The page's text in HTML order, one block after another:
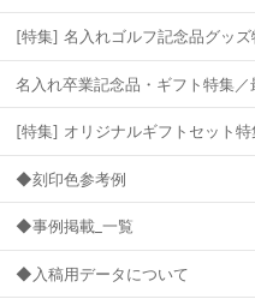
[特集] 名入れゴルフ記念品グッズ
名入れ卒業記念品・ギフト特集
[特集] オリジナルギフトセット特
◆刻印色参考例
◆事例掲載_一覧
◆入稿用データについて